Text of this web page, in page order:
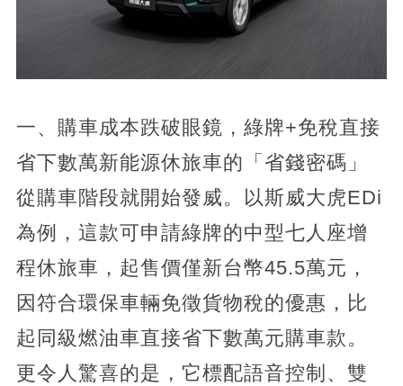
一、購車成本跌破眼鏡，綠牌+免稅直接
省下數萬新能源休旅車的「省錢密碼」
從購車階段就開始發威。以斯威大虎EDi
為例，這款可申請綠牌的中型七人座增
程休旅車，起售價僅新台幣45.5萬元，
因符合環保車輛免徵貨物稅的優惠，比
起同級燃油車直接省下數萬元購車款。
更令人驚喜的是，它標配語音控制、雙